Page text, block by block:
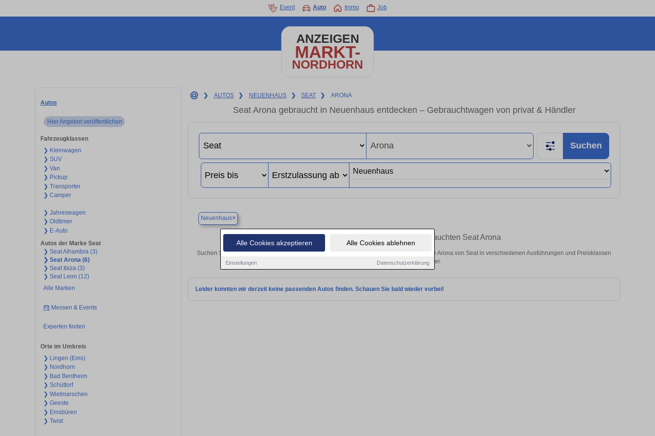
Alle Cookies akzeptieren Alle Cookies ablehnen
Einstellungen Datenschutzerklärung
Event Auto Immo Job
ANZEIGEN
MARKT-
NORDHORN
Autos
Hier Angebot veröffentlichen
Fahrzeugklassen
❯ Kleinwagen
❯ SUV
❯ Van
❯ Pickup
❯ Transporter
❯ Camper
❯ Jahreswagen
❯ Oldtimer
❯ E-Auto
Autos der Marke Seat
❯ Seat Alhambra (3)
❯ Seat Arona (6)
❯ Seat Ibiza (3)
❯ Seat Leon (12)
Alle Marken
Messen & Events
Experten finden
Orte im Umkreis
❯ Lingen (Ems)
❯ Nordhorn
❯ Bad Bentheim
❯ Schüttorf
❯ Wietmarschen
❯ Geeste
❯ Emsbüren
❯ Twist
❯ AUTOS ❯ NEUENHAUS ❯ SEAT ❯ ARONA
Seat Arona gebraucht in Neuenhaus entdecken – Gebrauchtwagen von privat & Händler
Suchen
Neuenhaus×
Finden Sie in Neuenhaus Ihren gebrauchten Seat Arona
Suchen Sie in Neuenhaus einen Seat Arona Gebrauchtwagen? Entdecken Sie gebrauchte Arona von Seat in verschiedenen Ausführungen und Preisklassen
von privat und vom Händler.
Leider konnten wir derzeit keine passenden Autos finden. Schauen Sie bald wieder vorbei!